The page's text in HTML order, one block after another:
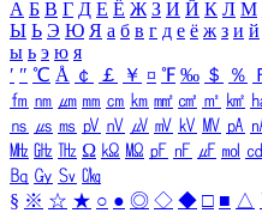
А Б В Г Д Е Ё Ж З И Й К Л М
Ы Ь Э Ю Я а б в г д е ё ж з и й
ы ь э ю я
′ ″ ℃ Å ￠ ￡ ￥ ¤ ℉ ‰ ＄ ％
㎙ ㎚ ㎛ ㎜ ㎝ ㎞ ㎟ ㎠ ㎡ ㎢
㎱ ㎲ ㎳ ㎴ ㎵ ㎶ ㎷ ㎸ ㎹ ㎀
㎒ ㎓ ㎔ Ω ㏀ ㏁ ㎊ ㎋ ㎌ ㏖ ㏅
㏃ ㏉ ㏜ ㏆
§ ※ ☆ ★ ○ ● ◎ ◇ ◆ □ ■ △